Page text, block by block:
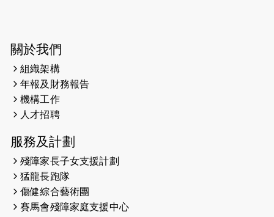
2026-05-22
2026-05-21
2026-05-14
（19:00開始）
2026-05-07
開始）
關於我們
組織架構
年報及財務報告
機構工作
人才招聘
服務及計劃
殘障家長子女支援計劃
猛龍長跑隊
傷健綜合藝術團
賽馬會殘障家庭支援中心